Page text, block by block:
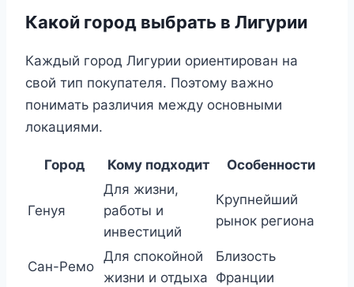
Какой город выбрать в Лигурии
Каждый город Лигурии ориентирован на
свой тип покупателя. Поэтому важно
понимать различия между основными
локациями.
Город Кому подходит Особенности
Генуя
Для жизни,
работы и
инвестиций
Крупнейший
рынок региона
Сан-Ремо
Для спокойной
жизни и отдыха
Близость
Франции